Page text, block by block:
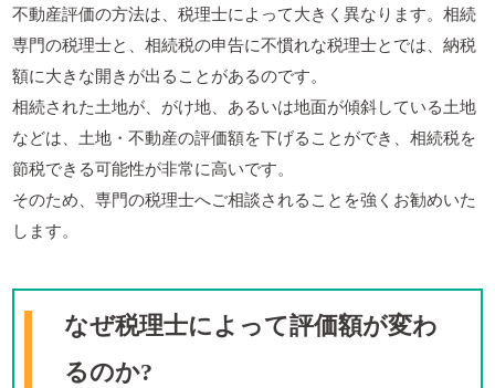
不動産評価の方法は、税理士によって大きく異なります。相続
専門の税理士と、相続税の申告に不慣れな税理士とでは、納税
額に大きな開きが出ることがあるのです。
相続された土地が、がけ地、あるいは地面が傾斜している土地
などは、土地・不動産の評価額を下げることができ、相続税を
節税できる可能性が非常に高いです。
そのため、専門の税理士へご相談されることを強くお勧めいた
します。
なぜ税理士によって評価額が変わ
るのか?